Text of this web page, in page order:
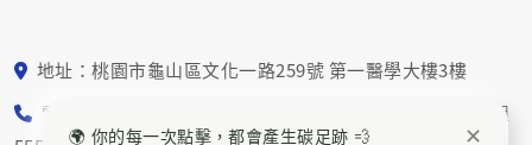
🌍 你的每一次點擊，都會產生碳足跡 💨 ✕
地址：桃園市龜山區文化一路259號 第一醫學大樓3樓
電話： 03-211-8800 校園永續組5552、5553；社會責任組